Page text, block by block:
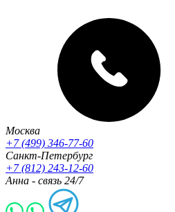
Москва
+7 (499) 346-77-60
Санкт-Петербург
+7 (812) 243-12-60
Анна - связь 24/7